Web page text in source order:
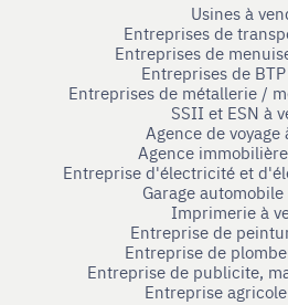
Usines à
Entreprises de
Entreprises de
Entreprises de
Entreprises de métallerie /
SSII et ESN à
Agence de voyage
Agence
Entreprise d'électricité et
Garage
Imprimerie à
Entreprise de
Entreprise de
Entreprise de publicite,
Entreprise